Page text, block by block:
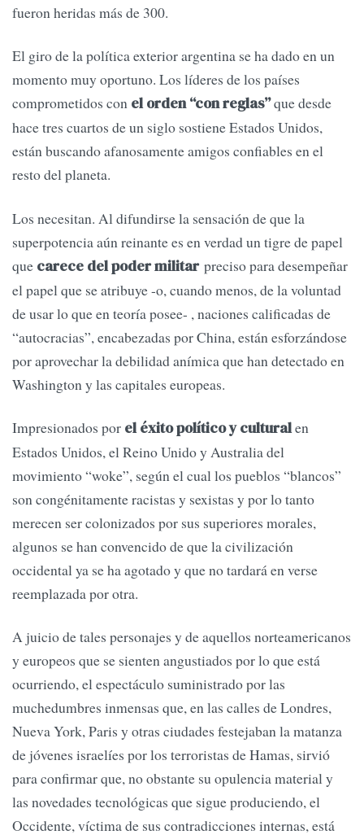
fueron heridas más de 300.
El giro de la política exterior argentina se ha dado en un
momento muy oportuno. Los líderes de los países
comprometidos con el orden “con reglas”que desde
hace tres cuartos de un siglo sostiene Estados Unidos,
están buscando afanosamente amigos confiables en el
resto del planeta.
Los necesitan. Al difundirse la sensación de que la
superpotencia aún reinante es en verdad un tigre de papel
que carece del poder militar preciso para desempeñar
el papel que se atribuye -o, cuando menos, de la voluntad
de usar lo que en teoría posee- , naciones calificadas de
“autocracias”, encabezadas por China, están esforzándose
por aprovechar la debilidad anímica que han detectado en
Washington y las capitales europeas.
Impresionados por el éxito político y culturalen
Estados Unidos, el Reino Unido y Australia del
movimiento “woke”, según el cual los pueblos “blancos”
son congénitamente racistas y sexistas y por lo tanto
merecen ser colonizados por sus superiores morales,
algunos se han convencido de que la civilización
occidental ya se ha agotado y que no tardará en verse
reemplazada por otra.
A juicio de tales personajes y de aquellos norteamericanos
y europeos que se sienten angustiados por lo que está
ocurriendo, el espectáculo suministrado por las
muchedumbres inmensas que, en las calles de Londres,
Nueva York, Paris y otras ciudades festejaban la matanza
de jóvenes israelíes por los terroristas de Hamas, sirvió
para confirmar que, no obstante su opulencia material y
las novedades tecnológicas que sigue produciendo, el
Occidente, víctima de sus contradicciones internas, está